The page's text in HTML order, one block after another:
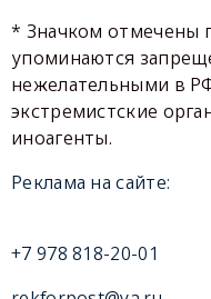
* Значком отмечены
упоминаются
нежелательными в
экстремистские
иноагенты.
Реклама на сайте:
+7 978 818-20-01